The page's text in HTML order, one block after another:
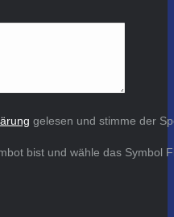
gelesen und stimme der
bist und wähle das Symbol